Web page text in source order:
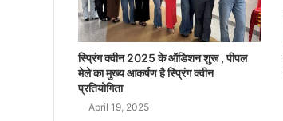
स्प्रिंग क्वीन 2025 के ऑडिशन शुरू , पीपल
मेले का मुख्य आकर्षण है स्प्रिंग क्वीन
प्रतियोगिता
April 19, 2025